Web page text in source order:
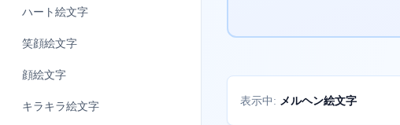
ハート 絵文字
笑顔絵文字
顔絵文字
キラキラ絵文字 表示中: メルヘン絵文字